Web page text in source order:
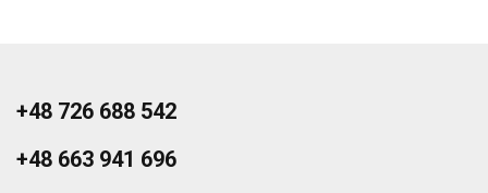
+48 726 688 542
+48 663 941 696